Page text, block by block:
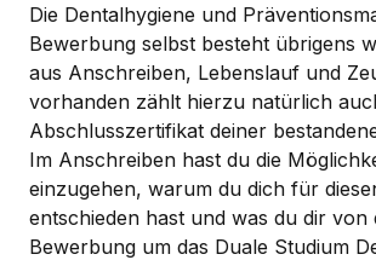
Die Dentalhygiene und
Bewerbung selbst besteht übrigens
aus Anschreiben, Lebenslauf und
vorhanden zählt hierzu natürlich
Abschlusszertifikat deiner
Im Anschreiben hast du die
einzugehen, warum du dich für
entschieden hast und was du dir von
Bewerbung um das Duale Studium